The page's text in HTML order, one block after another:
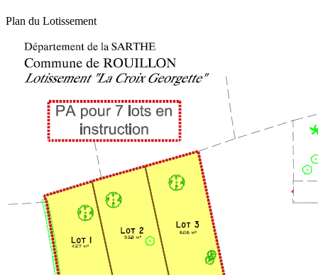
Plan du Lotissement